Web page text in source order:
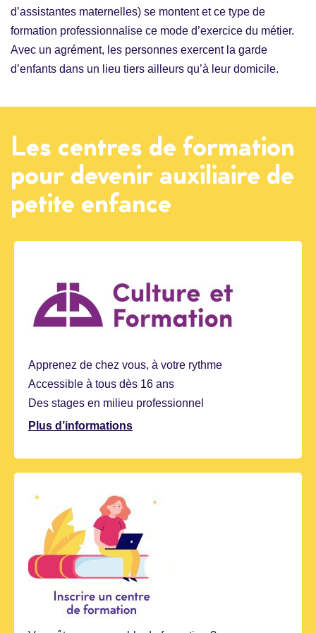
d’assistantes maternelles) se montent et ce type de
formation professionnalise ce mode d’exercice du métier.
Avec un agrément, les personnes exercent la garde
d’enfants dans un lieu tiers ailleurs qu’à leur domicile.
Les centres de formation
pour devenir auxiliaire de
petite enfance
Apprenez de chez vous, à votre rythme
Accessible à tous dès 16 ans
Des stages en milieu professionnel
Plus d’informations